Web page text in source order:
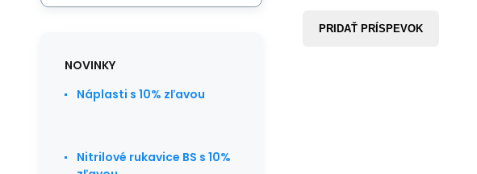
PRIDAŤ PRÍSPEVOK
NOVINKY
Náplasti s 10% zľavou
Nitrilové rukavice BS s 10%